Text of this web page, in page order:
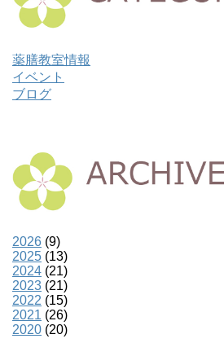
薬膳教室情報
イベント
ブログ
2026 (9)
2025 (13)
2024 (21)
2023 (21)
2022 (15)
2021 (26)
2020 (20)